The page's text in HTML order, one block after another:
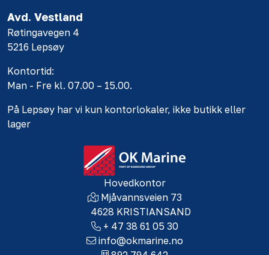
Avd. Vestland
Røtingavegen 4
5216 Lepsøy
Kontortid:
Man - Fre kl. 07.00 – 15.00.
På Lepsøy har vi kun kontorlokaler, ikke butikk eller
lager
Hovedkontor
Mjåvannsveien 73
4628 KRISTIANSAND
+ 47 38 61 05 30
info@okmarine.no